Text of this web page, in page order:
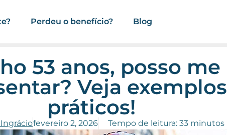
Perdeu o benefício? Blog
53 anos, posso me
Veja exemplos
práticos!
fevereiro 2, 2026 Tempo de leitura: 33 minutos